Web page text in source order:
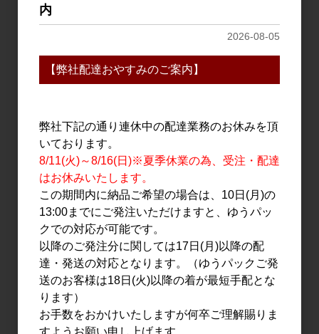
日本酒
1,600円
日本酒
日本酒
山形正宗 謎米 1.8L
雑賀 純米吟醸 にごり 夏の
内
2026-08-05
【弊社配達おやすみのご案内】
弊社下記の通り連休中の配達業務のお休みを頂
いております。
8/11(火)～8/16(日)※夏季休業の為、受注・配達
はお休みいたします。
この期間内に納品ご希望の場合は、10日(月)の
13:00までにご発注いただけますと、ゆうパッ
クでの対応が可能です。
以降のご発注分に関しては17日(月)以降の配
達・発送の対応となります。（ゆうパックご発
送のお客様は18日(火)以降の着が最短手配とな
ります）
お手数をおかけいたしますが何卒ご理解賜りま
すようお願い申し上げます。